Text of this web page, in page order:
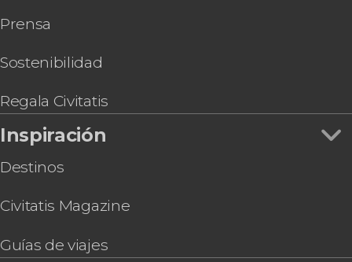
Prensa
Sostenibilidad
Regala Civitatis
Inspiración
Destinos
Civitatis Magazine
Guías de viajes